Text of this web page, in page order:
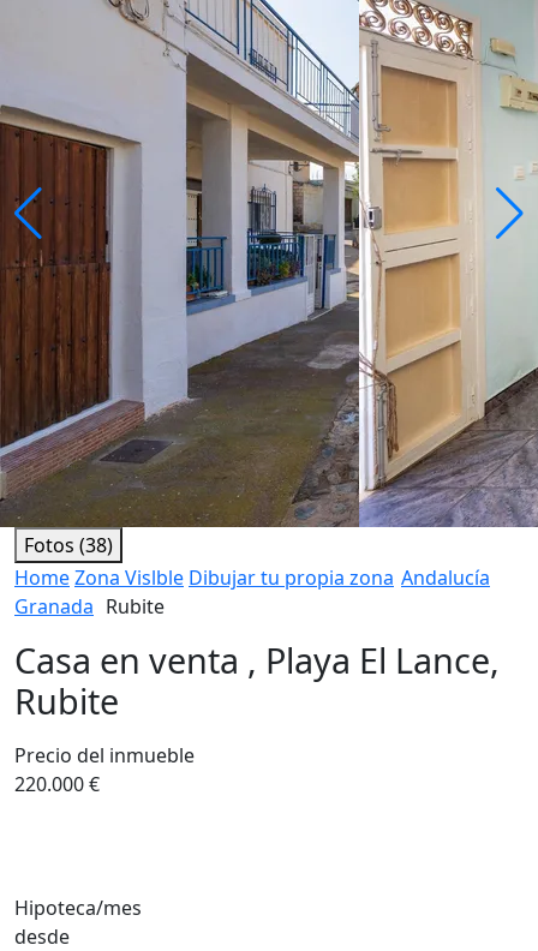
Fotos (38)
HomeZona Vislble Dibujar tu propia zona Andalucía
Granada Rubite
Casa en venta , Playa El Lance,
Rubite
Precio del inmueble
220.000 €
Hipoteca/mes
desde